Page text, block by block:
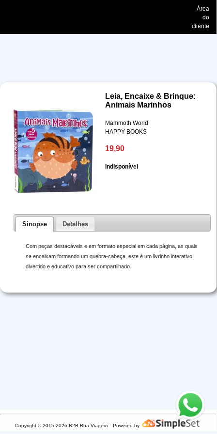
Área
do
cliente
Leia, Encaixe & Brinque:
Animais Marinhos
Mammoth World
HAPPY BOOKS
19,90
Indisponível
Sinopse Detalhes
Com peças destacáveis e em formato especial em cada página, as quais
se encaixam formando um quebra-cabeça, este é um livrinho interativo,
divertido e educativo para ser compartilhado.
Copyright © 2015-2026 B2B Boa Viagem - Powered by